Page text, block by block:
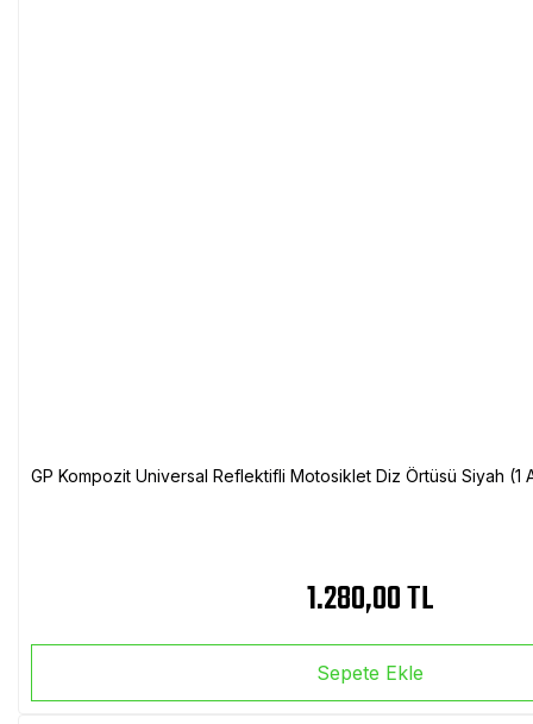
GP Kompozit Universal Reflektifli Motosiklet Diz Örtüsü Siyah
1.280,00 TL
Sepete Ekle